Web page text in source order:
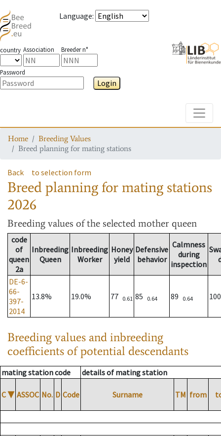
Language:
country Association Breeder n°
Password
Login
Home
Breeding Values
Breed planning for mating stations
Back to selection form
Breed planning for mating stations
2026
Breeding values of the selected mother queen
code
of
queen
2a
Inbreeding
Queen
Inbreeding
Worker
Honey
yield
Defensive
behavior
Calmness
during
inspection
DE-6-
66-
397-
2014
13.8% 19.0% 77 0.61 85 0.64 89 0.64
Breeding values and inbreeding
coefficients of potential descendants
mating station code details of mating station
C ▼ ASSOC No. D Code Surname TM from